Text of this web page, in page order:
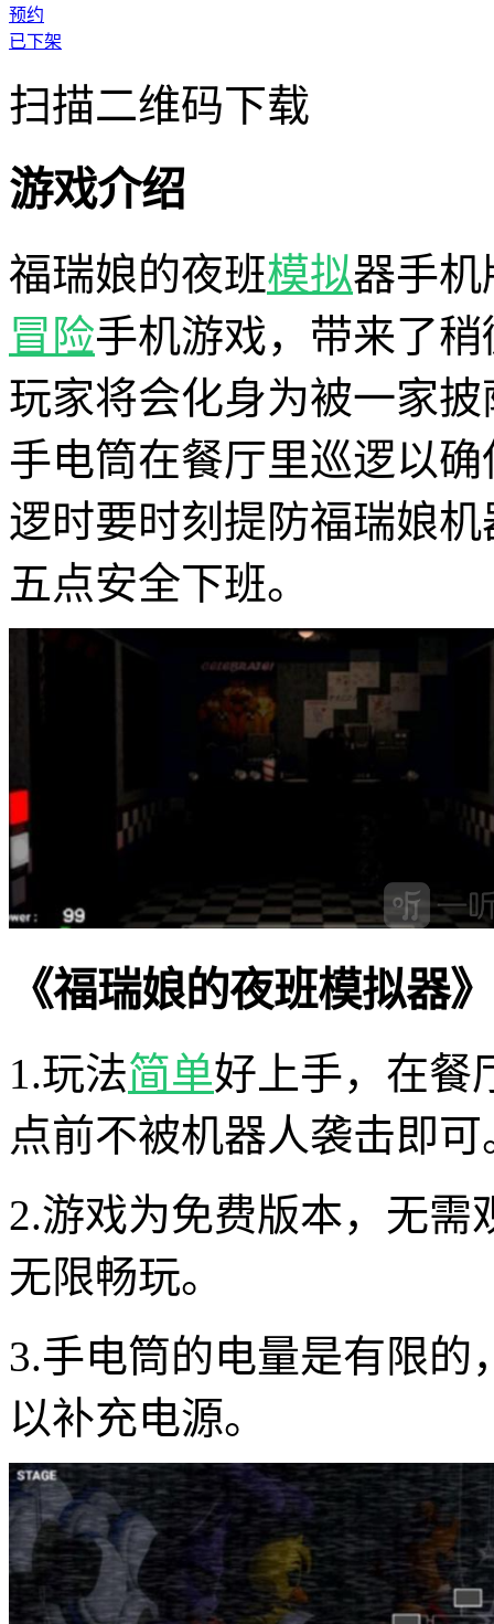
预约
已下架
扫描二维码下载
游戏介绍
福瑞娘的夜班模拟器手
冒险手机游戏，带来了
玩家将会化身为被一家
手电筒在餐厅里巡逻以
逻时要时刻提防福瑞娘
五点安全下班。
《福瑞娘的夜班模拟器
1.玩法简单好上手，在餐
点前不被机器人袭击即可
2.游戏为免费版本，无
无限畅玩。
3.手电筒的电量是有限
以补充电源。